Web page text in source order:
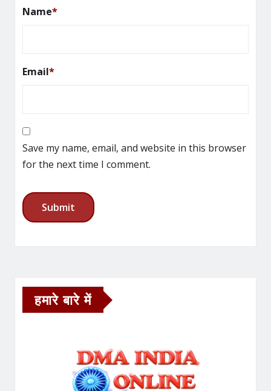
Name*
Email*
Save my name, email, and website in this browser
for the next time I comment.
हमारे बारे में